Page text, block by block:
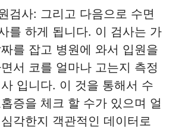
검사: 그리고 다음으로 수면
를 하게 됩니다. 이 검사는 가
를 잡고 병원에 와서 입원을
서 코를 얼마나 고는지 측정
입니다. 이 것을 통해서 수
증을 체크 할 수가 있으며 얼
각한지 객관적인 데이터로